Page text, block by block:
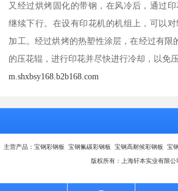
又经过烘烤固化的带钢，在风冷后，通过
继续下行。在设有印花机的机组上，可以
加工。经过烘烤的热塑性涂层，在经过有限
的压花辊，进行印花并尽快进行冷却，以免压
m.shxbsy168.b2b168.com
主营产品：宝钢彩钢板 宝钢氟碳彩钢板 宝钢高耐候彩钢板 宝
版权所有：上海轩本实业有限公